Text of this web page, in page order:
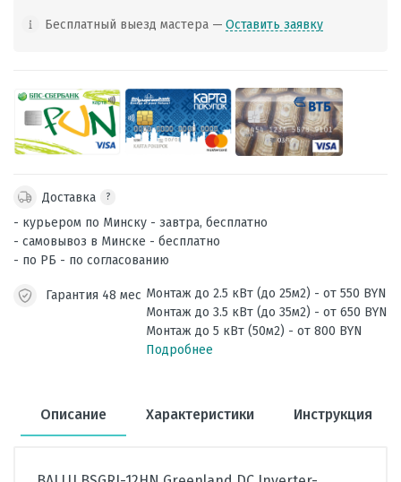
Бесплатный выезд мастера — Оставить заявку
Доставка ?
- курьером по Минску - завтра, бесплатно
- самовывоз в Минске - бесплатно
- по РБ - по согласованию
Гарантия 48 мес Монтаж до 2.5 кВт (до 25м2) - от 550 BYN
Монтаж до 3.5 кВт (до 35м2) - от 650 BYN
Монтаж до 5 кВт (50м2) - от 800 BYN
Подробнее
Описание Характеристики Инструкция